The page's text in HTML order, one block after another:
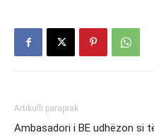
Artikulli paraprak
Ambasadori i BE udhëzon si